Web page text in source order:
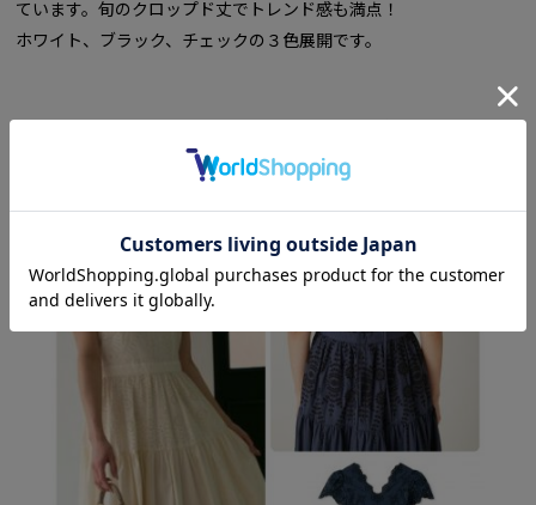
ています。旬のクロップド丈でトレンド感も満点！
ホワイト、ブラック、チェックの３色展開です。
裾にあしらったスカラップデザインがこなれ感を上昇